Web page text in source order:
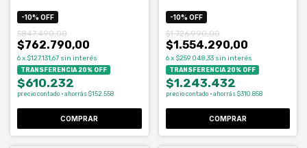
-10% OFF
$762.790,00
$847.490,00
6x $127.131,67 sin interés
TRANSFERENCIA 20% OFF
$610.232
precio contado · ahorrás $152.558
-10% OFF
$1.554.290,00
$1.726.990,00
6 x $259.048,33 sin interés
TRANSFERENCIA 20% OFF
$1.243.432
precio contado · ahorrás $310.858